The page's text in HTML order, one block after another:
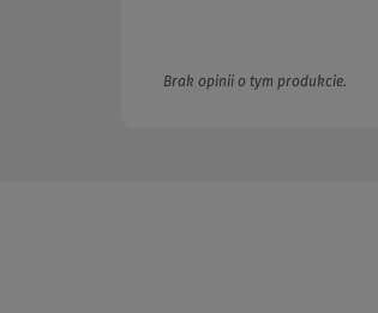
Brak opinii o tym produkcie.